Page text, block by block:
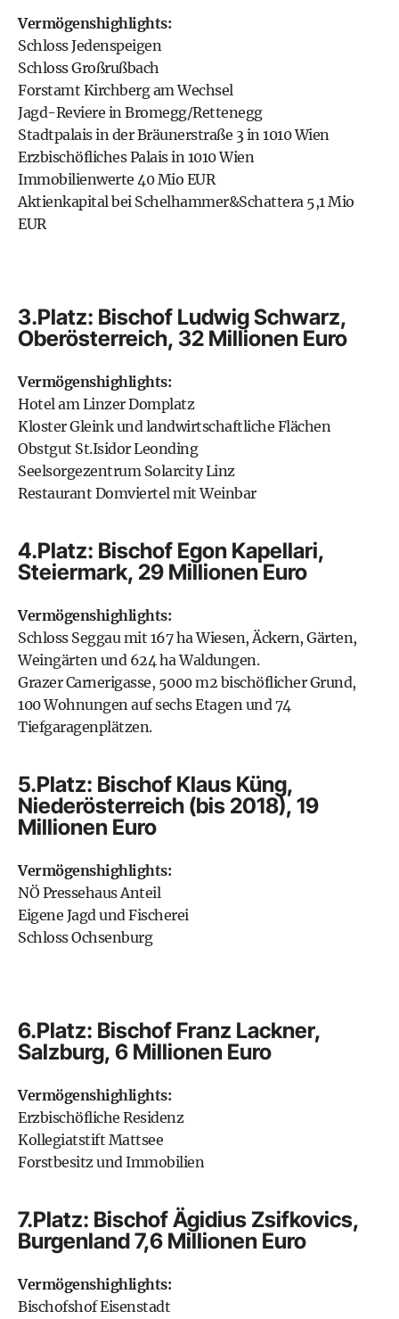
Vermögenshighlights:
Schloss Jedenspeigen
Schloss Großrußbach
Forstamt Kirchberg am Wechsel
Jagd-Reviere in Bromegg/Rettenegg
Stadtpalais in der Bräunerstraße 3 in 1010 Wien
Erzbischöfliches Palais in 1010 Wien
Immobilienwerte 40 Mio EUR
Aktienkapital bei Schelhammer&Schattera 5,1 Mio
EUR
3.Platz: Bischof Ludwig Schwarz,
Oberösterreich, 32 Millionen Euro
Vermögenshighlights:
Hotel am Linzer Domplatz
Kloster Gleink und landwirtschaftliche Flächen
Obstgut St.Isidor Leonding
Seelsorgezentrum Solarcity Linz
Restaurant Domviertel mit Weinbar
4.Platz: Bischof Egon Kapellari,
Steiermark, 29 Millionen Euro
Vermögenshighlights:
Schloss Seggau mit 167 ha Wiesen, Äckern, Gärten,
Weingärten und 624 ha Waldungen.
Grazer Carnerigasse, 5000 m2 bischöflicher Grund,
100 Wohnungen auf sechs Etagen und 74
Tiefgaragenplätzen.
5.Platz: Bischof Klaus Küng,
Niederösterreich (bis 2018), 19
Millionen Euro
Vermögenshighlights:
NÖ Pressehaus Anteil
Eigene Jagd und Fischerei
Schloss Ochsenburg
6.Platz: Bischof Franz Lackner,
Salzburg, 6 Millionen Euro
Vermögenshighlights:
Erzbischöfliche Residenz
Kollegiatstift Mattsee
Forstbesitz und Immobilien
7.Platz: Bischof Ägidius Zsifkovics,
Burgenland 7,6 Millionen Euro
Vermögenshighlights:
Bischofshof Eisenstadt